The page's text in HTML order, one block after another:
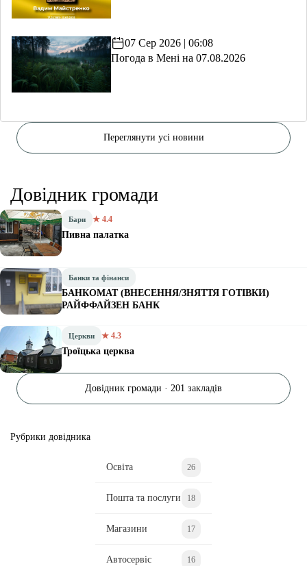
07 Сер 2026 | 06:08
Погода в Мені на 07.08.2026
Переглянути усі новини
Довідник громади
Бари ★ 4.4
Пивна палатка
Банки та фінанси
БАНКОМАТ (ВНЕСЕННЯ/ЗНЯТТЯ ГОТІВКИ)
РАЙФФАЙЗЕН БАНК
Церкви ★ 4.3
Троїцька церква
Довідник громади · 201 закладів
Рубрики довідника
Освіта 26
Пошта та послуги 18
Магазини 17
Автосервіс 16